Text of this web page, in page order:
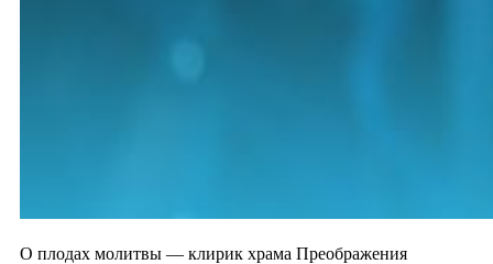
О плодах молитвы — клирик храма Преображения